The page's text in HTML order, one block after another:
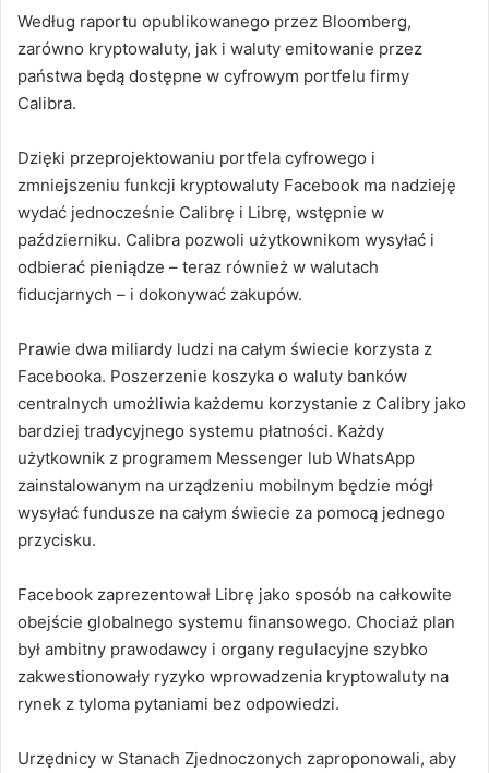
Według raportu opublikowanego przez Bloomberg,
zarówno kryptowaluty, jak i waluty emitowanie przez
państwa będą dostępne w cyfrowym portfelu firmy
Calibra.
Dzięki przeprojektowaniu portfela cyfrowego i
zmniejszeniu funkcji kryptowaluty Facebook ma nadzieję
wydać jednocześnie Calibrę i Librę, wstępnie w
październiku. Calibra pozwoli użytkownikom wysyłać i
odbierać pieniądze – teraz również w walutach
fiducjarnych – i dokonywać zakupów.
Prawie dwa miliardy ludzi na całym świecie korzysta z
Facebooka. Poszerzenie koszyka o waluty banków
centralnych umożliwia każdemu korzystanie z Calibry jako
bardziej tradycyjnego systemu płatności. Każdy
użytkownik z programem Messenger lub WhatsApp
zainstalowanym na urządzeniu mobilnym będzie mógł
wysyłać fundusze na całym świecie za pomocą jednego
przycisku.
Facebook zaprezentował Librę jako sposób na całkowite
obejście globalnego systemu finansowego. Chociaż plan
był ambitny prawodawcy i organy regulacyjne szybko
zakwestionowały ryzyko wprowadzenia kryptowaluty na
rynek z tyloma pytaniami bez odpowiedzi.
Urzędnicy w Stanach Zjednoczonych zaproponowali, aby